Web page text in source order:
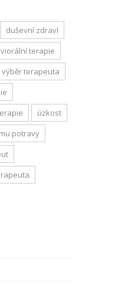
duševní zdraví
terapie
výběr terapeuta
úzkost
potravy